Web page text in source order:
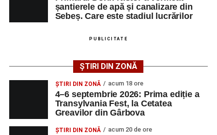
Transylvania Fest va avea loc în perioada
septembrie 2026, laCetatea Greavilor din Gârbova
Adaugă-ne ca sursă preferată
Urmărește-ne pe Google News
Ultimele știri din Sebeș
Fest, la Cetatea Greavilor din Gârbova
Accident rutier la ieșirea din Șugag spre Popasul
Regelui. Intervin pompierii din Sebeș
șantierele de apă și canalizare din
Sebeș. Care este stadiul lucrărilor
PUBLICITATE
ȘTIRI DIN ZONĂ
ȘTIRI DIN ZONĂ acum 18 ore
4–6 septembrie 2026: Prima ediție a
Transylvania Fest, la Cetatea
Greavilor din Gârbova
ȘTIRI DIN ZONĂ acum 20 de ore